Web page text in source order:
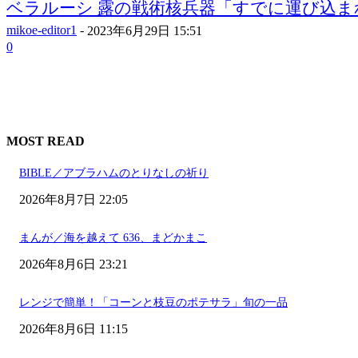
ベラルーシ 露の戦術核兵器「すでに運び込
mikoe-editor1 - 2023年6月29日 15:51
0
MOST READ
BIBLE／アブラハムのとりなしの祈り
2026年8月7日 22:05
まんが／海を越えて 636、まどかまこ
2026年8月6日 23:21
レンジで簡単！「コーンと枝豆のポテサラ」旬の一品
2026年8月6日 11:15